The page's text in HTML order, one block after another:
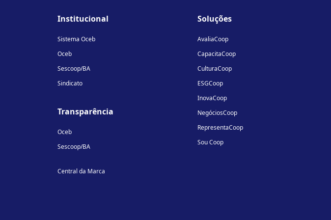
Institucional
Sistema Oceb
Oceb
Sescoop/BA
Sindicato
Transparência
Oceb
Sescoop/BA
Central da Marca
Soluções
AvaliaCoop
CapacitaCoop
CulturaCoop
ESGCoop
InovaCoop
NegóciosCoop
RepresentaCoop
Sou Coop